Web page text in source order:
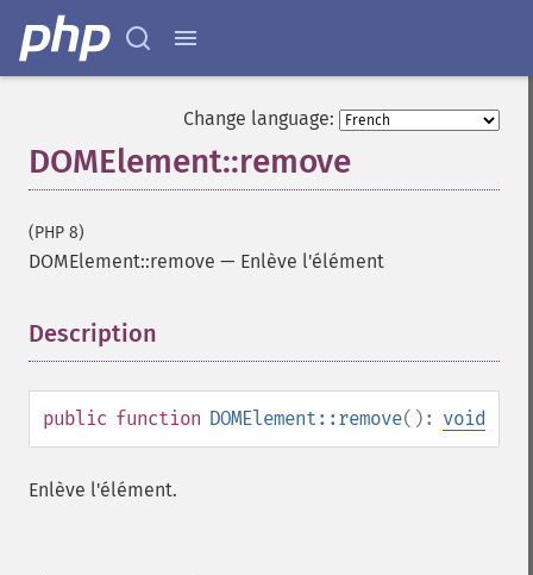
Change language:
DOMElement::remove
(PHP 8)
DOMElement::remove — Enlève l'élément
Description
public function DOMElement::remove(): void
Enlève l'élément.